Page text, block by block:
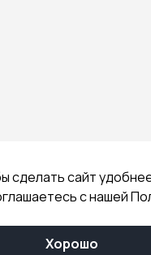
сделать сайт
с нашей
Хорошо